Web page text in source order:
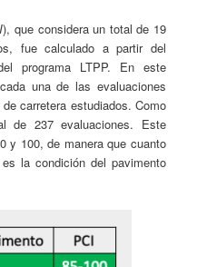
), que considera un total de 19
fue calculado a partir del
programa LTPP. En este
una de las evaluaciones
carretera estudiados. Como
de 237 evaluaciones. Este
y 100, de manera que cuanto
la condición del pavimento